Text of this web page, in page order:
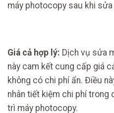
máy photocopy sau khi
Giá cả hợp lý: Dịch vụ sửa
này cam kết cung cấp giá
không có chi phí ẩn. Điều
nhân tiết kiệm chi phí trong
trì máy photocopy.